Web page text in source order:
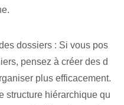
dossiers : Si vous pos
pensez à créer des d
plus efficacement.
structure hiérarchique qu